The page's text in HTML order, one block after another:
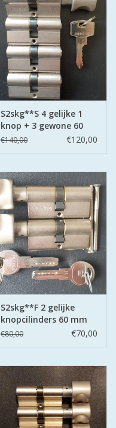
S2skg**S 4 gelijke 1
knop + 3 gewone 60
mm 30-30
€140,00 €120,00
S2skg**F 2 gelijke
knopcilinders 60 mm
30-30
€80,00 €70,00